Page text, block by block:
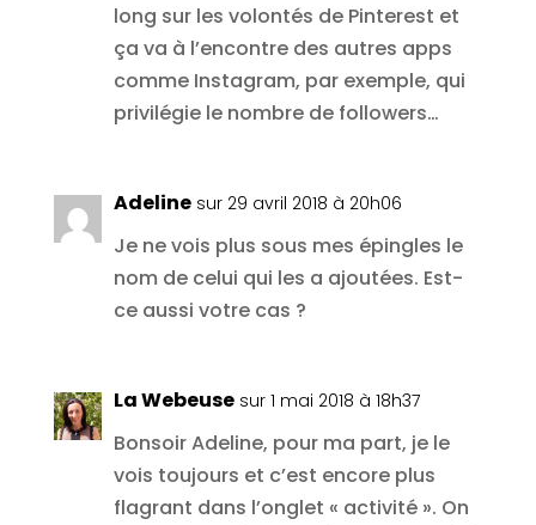
long sur les volontés de Pinterest et
ça va à l’encontre des autres apps
comme Instagram, par exemple, qui
privilégie le nombre de followers…
Adeline sur 29 avril 2018 à 20h06
Je ne vois plus sous mes épingles le
nom de celui qui les a ajoutées. Est-
ce aussi votre cas ?
La Webeuse sur 1 mai 2018 à 18h37
Bonsoir Adeline, pour ma part, je le
vois toujours et c’est encore plus
flagrant dans l’onglet « activité ». On